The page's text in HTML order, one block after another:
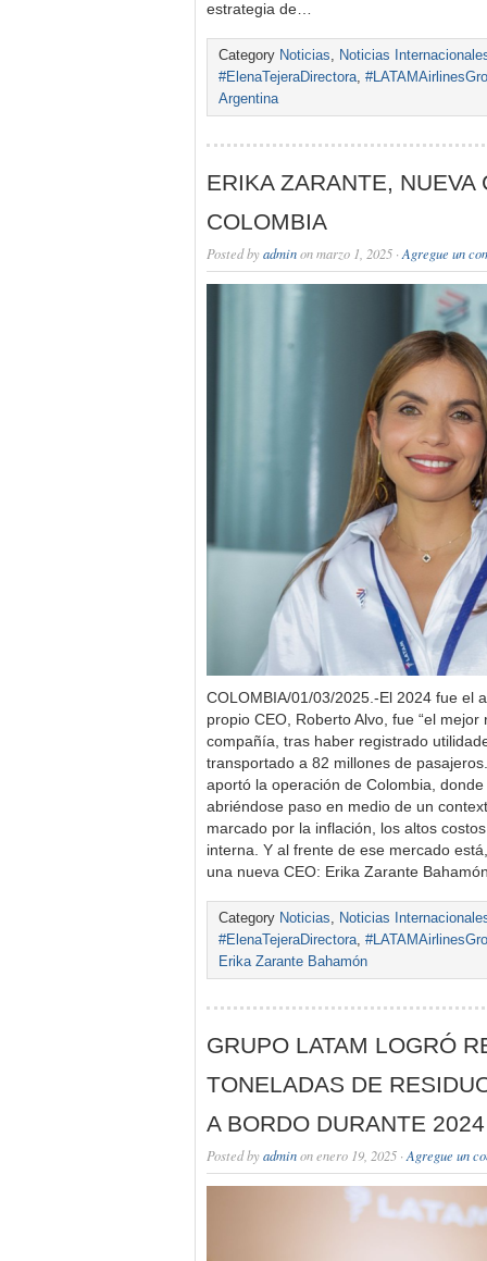
estrategia de…
Category Noticias, Noticias
#ElenaTejeraDirectora,
Argentina
ERIKA ZARANTE, NUEVA
COLOMBIA
Posted byadminon marzo 1, 2025 · Agregue un
COLOMBIA/01/03/2025.-El 2024 fue el
propio CEO, Roberto Alvo, fue “el
compañía, tras haber registrado
transportado a 82 millones de
aportó la operación de Colombia,
abriéndose paso en medio de un
marcado por la inflación, los altos
interna. Y al frente de ese mercado
una nueva CEO: Erika Zarante
Category Noticias, Noticias
#ElenaTejeraDirectora,
Erika Zarante Bahamón
GRUPO LATAM LOGRÓ
TONELADAS DE
A BORDO DURANTE 2024
Posted byadminon enero 19, 2025 · Agregue un